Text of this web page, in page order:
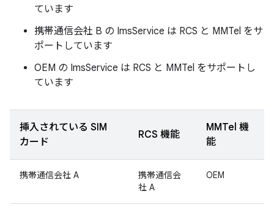
ています
携帯通信会社 B の ImsService は RCS と MMTel をサ
ポートしています
OEM の ImsService は RCS と MMTel をサポートし
ています
挿入されている SIM
カード
RCS 機能
MMTel 機
能
携帯通信会社 A
携帯通信会
社 A
OEM